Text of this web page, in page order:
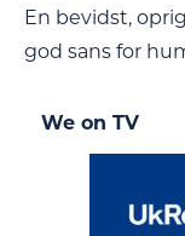
En bevidst,
god sans for
We on TV